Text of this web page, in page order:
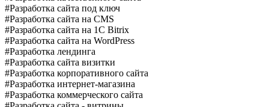
#Разработка сайта под ключ
#Разработка сайта на CMS
#Разработка сайта на 1C Bitrix
#Разработка сайта на WordPress
#Разработка лендинга
#Разработка сайта визитки
#Разработка корпоративного сайта
#Разработка интернет-магазина
#Разработка коммерческого сайта